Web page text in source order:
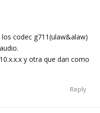
codec g711(ulaw&alaw)
y otra que dan como
Reply